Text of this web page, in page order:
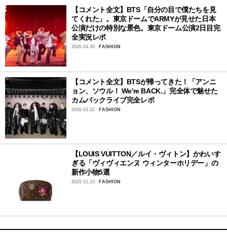
【コメント全文】BTS「自分の目で僕たちを見
てくれた」。東京ドームでARMYが見せた日本
公演だけの特別な景色。東京ドーム公演2日目完
全実況レポ
2026.04.30 FASHION
【コメント全文】BTSが帰ってきた！「アンニ
ョン、ソウル！ We're BACK.」完全体で魅せた
カムバックライブ完全レポ
2026.03.22 FASHION
【LOUIS VUITTON／ルイ・ヴィトン】かわいす
ぎる「ヴィヴィエンヌ ウィンターホリデー」の
新作小物5選
2025.11.13 FASHION